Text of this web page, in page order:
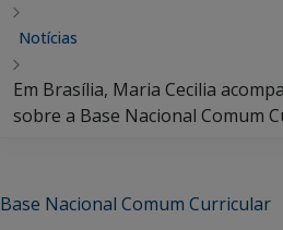
Notícias
Em Brasília, Maria Cecilia
sobre a Base Nacional Comum
Base Nacional Comum Curricular